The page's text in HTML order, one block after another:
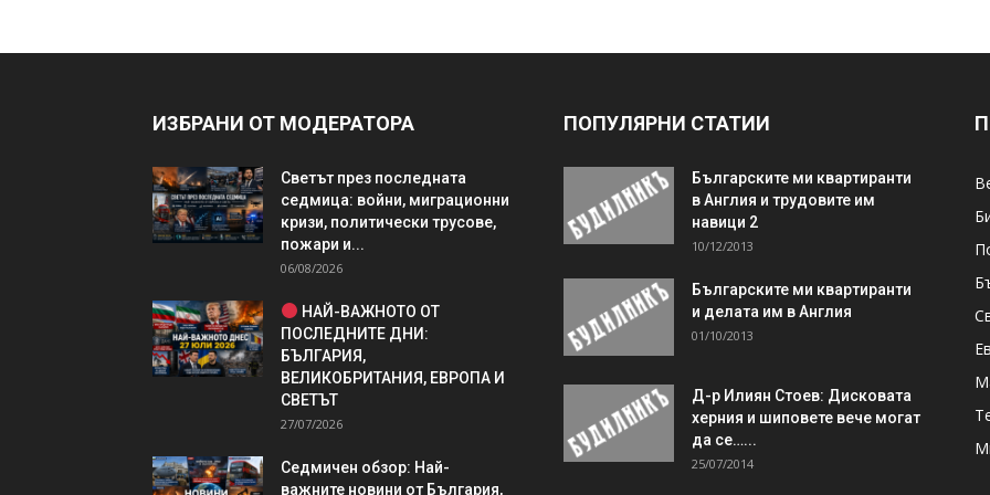
ИЗБРАНИ ОТ МОДЕРАТОРА
Светът през последната
седмица: войни, миграционни
кризи, политически трусове,
пожари и...
06/08/2026
НАЙ-ВАЖНОТО ОТ
ПОСЛЕДНИТЕ ДНИ:
БЪЛГАРИЯ,
ВЕЛИКОБРИТАНИЯ, ЕВРОПА И
СВЕТЪТ
27/07/2026
Седмичен обзор: Най-
важните новини от България,
ПОПУЛЯРНИ СТАТИИ
Българските ми квартиранти
в Англия и трудовите им
навици 2
10/12/2013
Българските ми квартиранти
и делата им в Англия
01/10/2013
Д-р Илиян Стоев: Дисковата
херния и шиповете вече могат
да се…...
25/07/2014